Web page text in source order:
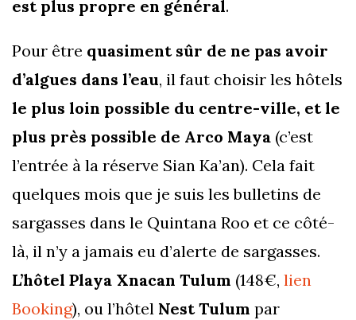
est plus propre en général.
Pour être quasiment sûr de ne pas avoir
d’algues dans l’eau, il faut choisir les hôtels
le plus loin possible du centre-ville, et le
plus près possible de Arco Maya (c’est
l’entrée à la réserve Sian Ka’an). Cela fait
quelques mois que je suis les bulletins de
sargasses dans le Quintana Roo et ce côté-
là, il n’y a jamais eu d’alerte de sargasses.
L’hôtel Playa Xnacan Tulum (148€, lien
Booking), ou l’hôtel Nest Tulum par